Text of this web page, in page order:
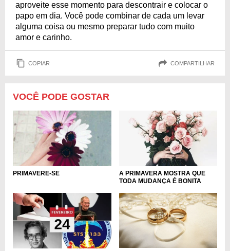
aproveite esse momento para descontrair e colocar o
papo em dia. Você pode combinar de cada um levar
alguma coisa ou mesmo preparar tudo com muito
amor e carinho.
COPIAR COMPARTILHAR
VOCÊ PODE GOSTAR
PRIMAVERE-SE
A PRIMAVERA MOSTRA QUE
TODA MUDANÇA É BONITA